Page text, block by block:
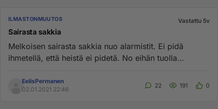
ILMASTONMUUTOS Vastattu 5v
Sairasta sakkia
Melkoisen sairasta sakkia nuo alarmistit. Ei pidä
ihmetellä, että heistä ei pidetä. No eihän tuolla
EelisPermanen
02.01.2021 22:46
22 191 0